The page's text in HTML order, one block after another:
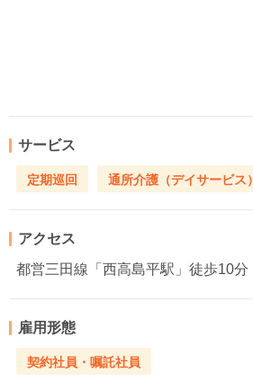
サービス
定期巡回 通所介護（デイサービス）
アクセス
都営三田線「西高島平駅」徒歩10分
雇用形態
契約社員・嘱託社員